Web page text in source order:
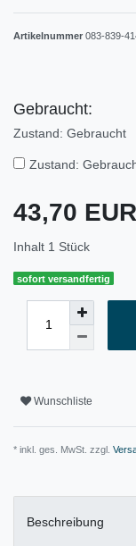
Artikelnummer 083-839-
Gebraucht:
Zustand: Gebraucht
Zustand:
43,70 EUR
Inhalt 1 Stück
sofort versandfertig
Wunschliste
* inkl. ges. MwSt. zzgl.
Beschreibung